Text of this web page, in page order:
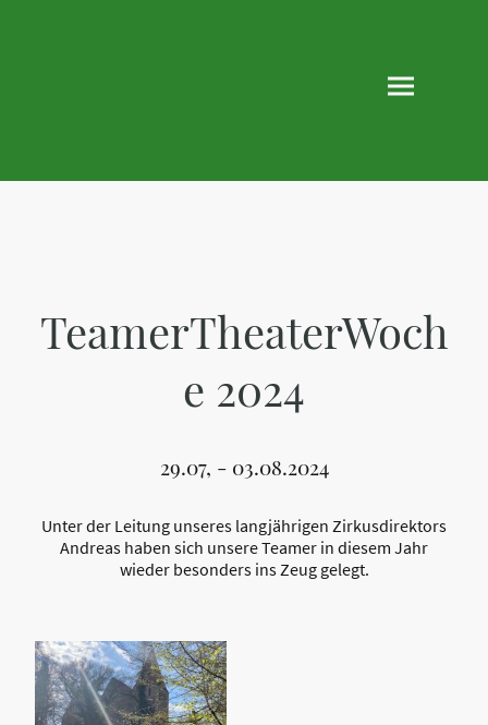
TeamerTheaterWoch
e 2024
29.07, - 03.08.2024
Unter der Leitung unseres langjährigen Zirkusdirektors
Andreas haben sich unsere Teamer in diesem Jahr
wieder besonders ins Zeug gelegt.